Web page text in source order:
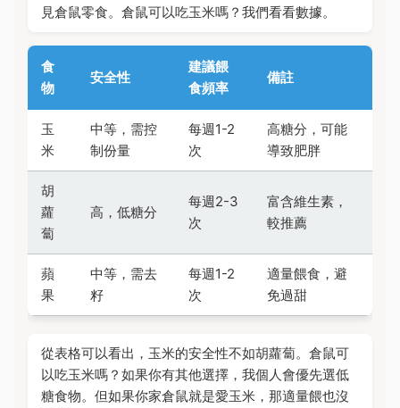
見倉鼠零食。倉鼠可以吃玉米嗎？我們看看數據。
食
物
安全性
建議餵
食頻率
備註
玉
米
中等，需控
制份量
每週1-2
次
高糖分，可能
導致肥胖
胡
蘿
蔔
高，低糖分
每週2-3
次
富含維生素，
較推薦
蘋
果
中等，需去
籽
每週1-2
次
適量餵食，避
免過甜
從表格可以看出，玉米的安全性不如胡蘿蔔。倉鼠可
以吃玉米嗎？如果你有其他選擇，我個人會優先選低
糖食物。但如果你家倉鼠就是愛玉米，那適量餵也沒